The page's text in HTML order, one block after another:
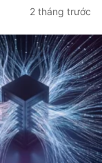
2 tháng trước